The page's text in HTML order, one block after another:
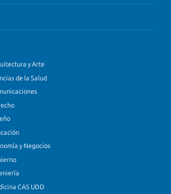
y Arte
de la Salud
y Negocios
CAS UDD